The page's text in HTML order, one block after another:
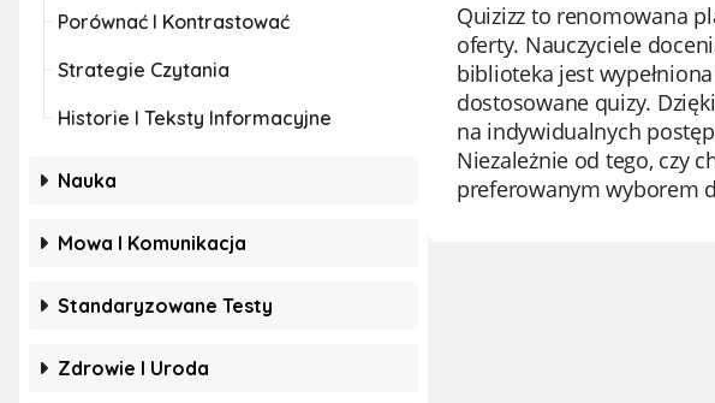
Porównać I Kontrastować
Strategie Czytania
Historie I Teksty Informacyjne
Nauka
Mowa I Komunikacja
Standaryzowane Testy
Zdrowie I Uroda
Quizizz to renomowana
oferty. Nauczyciele
biblioteka jest
dostosowane quizy.
na indywidualnych
Niezależnie od tego, czy
preferowanym wyborem